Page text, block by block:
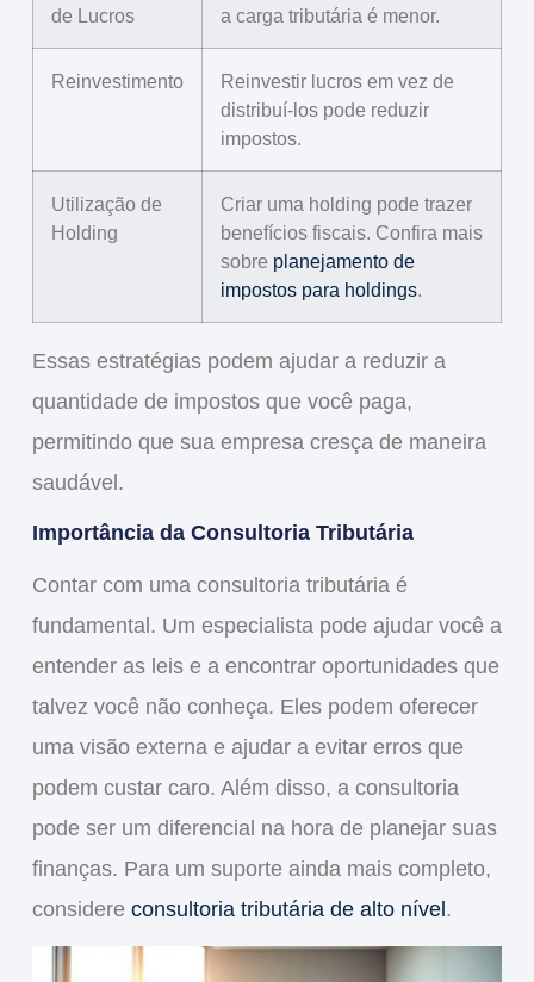
de Lucros
a carga tributária é menor.
Reinvestimento
Reinvestir lucros em vez de
distribuí-los pode reduzir
impostos.
Utilização de
Holding
Criar uma holding pode trazer
benefícios fiscais. Confira mais
sobre planejamento de
impostos para holdings.
Essas estratégias podem ajudar a reduzira
quantidade de impostos que você paga,
permitindo que sua empresa cresça de maneira
saudável.
Importância da Consultoria Tributária
Contar com uma consultoria tributária é
fundamental. Um especialista pode ajudar você a
entender as leis e a encontrar oportunidades que
talvez você não conheça. Eles podem oferecer
uma visão externa e ajudar a evitar erros que
podem custar caro. Além disso, a consultoria
pode ser um diferencial na hora de planejar suas
finanças. Para um suporte ainda mais completo,
considere consultoria tributária de alto nível.